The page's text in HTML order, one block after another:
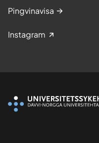
Pingvinavisa
Instagram